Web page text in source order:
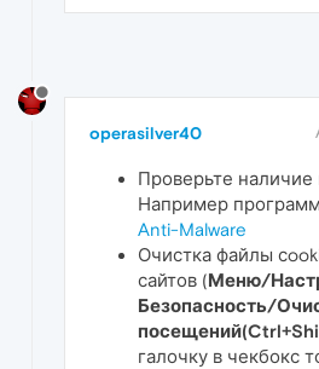
operasilver40
Проверьте
Например
Anti-Malware
Очистка файлы
сайтов (Меню/
Безопасность/
галочку в чекбокс